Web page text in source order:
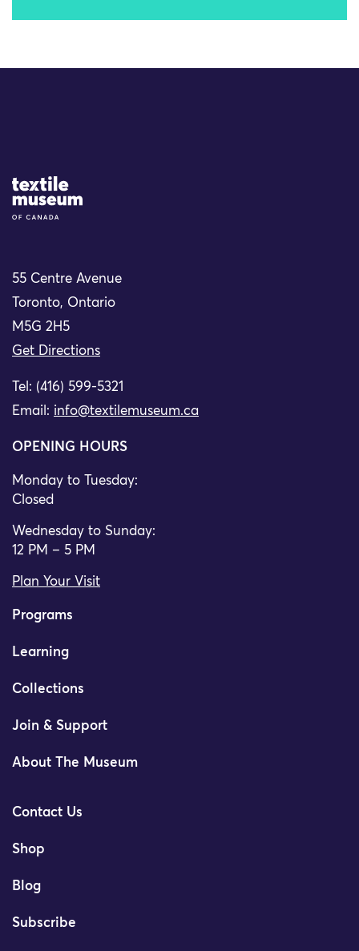
Site Logo
55 Centre Avenue
Toronto, Ontario
M5G 2H5
Get Directions
Tel: (416) 599-5321
Email: info@textilemuseum.ca
OPENING HOURS
Monday to Tuesday:
Closed
Wednesday to Sunday:
12 PM – 5 PM
Plan Your Visit
Programs
Learning
Collections
Join & Support
About The Museum
Contact Us
Shop
Blog
Subscribe